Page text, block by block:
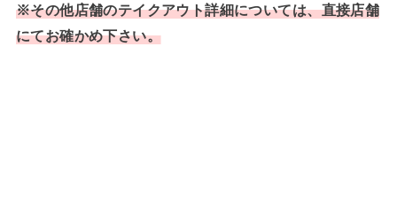
※その他店舗のテイクアウト詳細については、直接店舗
にてお確かめ下さい。